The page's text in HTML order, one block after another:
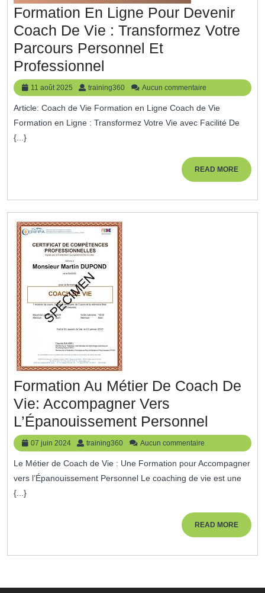
Formation En Ligne Pour Devenir
Coach De Vie : Transformez Votre
Parcours Personnel Et
Professionnel
En
Ligne
Pour
Transformez
Votre
Parcours
Personnel
Professionnel
11 août 2025
11
août
2025
training360 training360
Aucun commentaire
Article: Coach de Vie Formation en Ligne Coach de Vie
Formation en Ligne : Transformez Votre Vie avec Facilité De
{...}
READ MOREREAD
MORE
Formation Au Métier De Coach De
Vie: Accompagner Vers
L’Épanouissement Personnel
Au
Métier
De
De
Vie:
07 juin 2024
07
juin
2024
training360 training360
Aucun commentaire
Le Métier de Coach de Vie : Une Formation pour Accompagner
vers l’Épanouissement Personnel Le coaching de vie est une
{...}
READ MOREREAD
MORE